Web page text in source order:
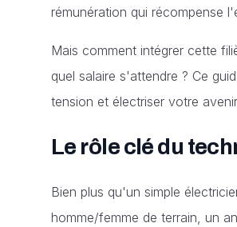
rémunération qui récompense
Mais comment intégrer cette
quel salaire s'attendre ? Ce
tension et électriser votre
Le rôle clé du
Bien plus qu'un simple
homme/femme de terrain, un